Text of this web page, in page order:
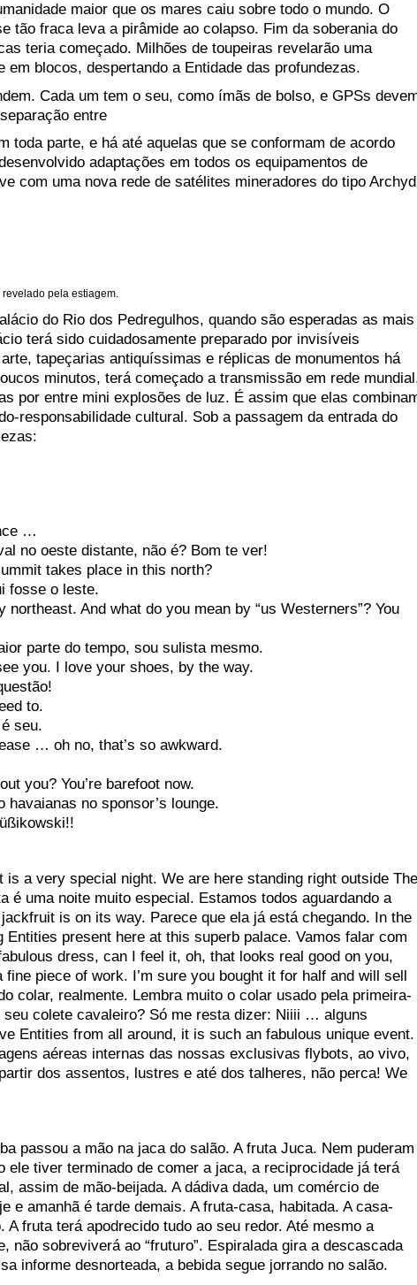
maior que os mares caiu sobre todo o mundo. O
tão fraca leva a pirâmide ao colapso. Fim da soberania do
teria começado. Milhões de toupeiras revelarão uma
blocos, despertando a Entidade das profundezas.
Cada um tem o seu, como ímãs de bolso, e GPSs
entre
toda parte, e há até aquelas que se conformam de acordo
adaptações em todos os equipamentos de
com uma nova rede de satélites mineradores do tipo
pela estiagem.
do Rio dos Pedregulhos, quando são esperadas as mais
terá sido cuidadosamente preparado por invisíveis
tapeçarias antiquíssimas e réplicas de monumentos há
minutos, terá começado a transmissão em rede
por entre mini explosões de luz. É assim que elas
responsabilidade cultural. Sob a passagem da entrada do
…
oeste distante, não é? Bom te ver!
takes place in this north?
o leste.
And what do you mean by “us Westerners”? You
do tempo, sou sulista mesmo.
I love your shoes, by the way.
to.
seu.
… oh no, that’s so awkward.
You’re barefoot now.
no sponsor’s lounge.
is a very special night. We are here standing right outside The
é uma noite muito especial. Estamos todos aguardando a
is on its way. Parece que ela já está chegando. In the
Entities present here at this superb palace. Vamos falar com
dress, can I feel it, oh, that looks real good on you,
piece of work. I’m sure you bought it for half and will sell
colar, realmente. Lembra muito o colar usado pela primeira-
colete cavaleiro? Só me resta dizer: Niiii … alguns
Entities from all around, it is such an fabulous unique event.
aéreas internas das nossas exclusivas flybots, ao vivo,
dos assentos, lustres e até dos talheres, não perca! We
passou a mão na jaca do salão. A fruta Juca. Nem puderam
ele tiver terminado de comer a jaca, a reciprocidade já terá
assim de mão-beijada. A dádiva dada, um comércio de
e amanhã é tarde demais. A fruta-casa, habitada. A casa-
fruta terá apodrecido tudo ao seu redor. Até mesmo a
não sobreviverá ao “fruturo”. Espiralada gira a descascada
informe desnorteada, a bebida segue jorrando no salão.